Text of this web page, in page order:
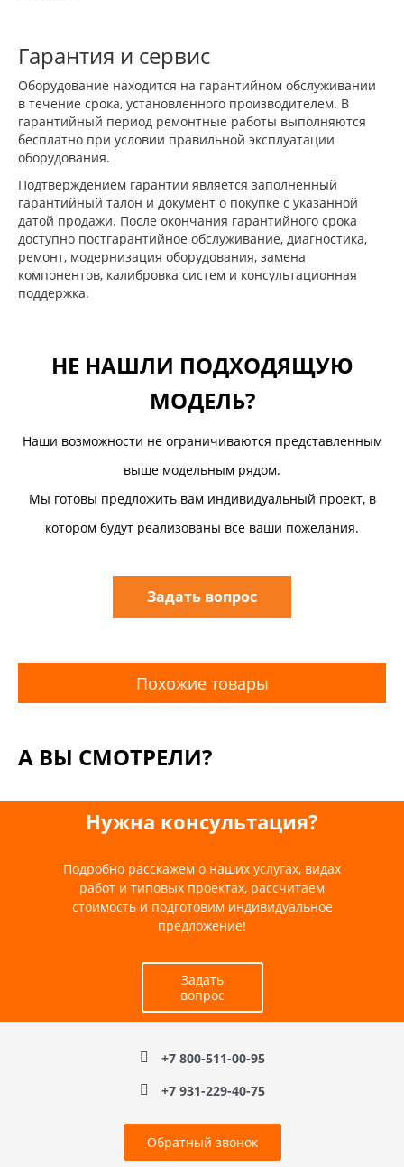
Гарантия и сервис
Оборудование находится на гарантийном обслуживании
в течение срока, установленного производителем. В
гарантийный период ремонтные работы выполняются
бесплатно при условии правильной эксплуатации
оборудования.
Подтверждением гарантии является заполненный
гарантийный талон и документ о покупке с указанной
датой продажи. После окончания гарантийного срока
доступно постгарантийное обслуживание, диагностика,
ремонт, модернизация оборудования, замена
компонентов, калибровка систем и консультационная
поддержка.
НЕ НАШЛИ ПОДХОДЯЩУЮ
МОДЕЛЬ?
Наши возможности не ограничиваются представленным
выше модельным рядом.
Мы готовы предложить вам индивидуальный проект, в
котором будут реализованы все ваши пожелания.
Задать вопрос
Похожие товары
А ВЫ СМОТРЕЛИ?
Нужна консультация?
Подробно расскажем о наших услугах, видах
работ и типовых проектах, рассчитаем
стоимость и подготовим индивидуальное
предложение!
Задать
вопрос
+7 800-511-00-95
+7 931-229-40-75
Обратный звонок